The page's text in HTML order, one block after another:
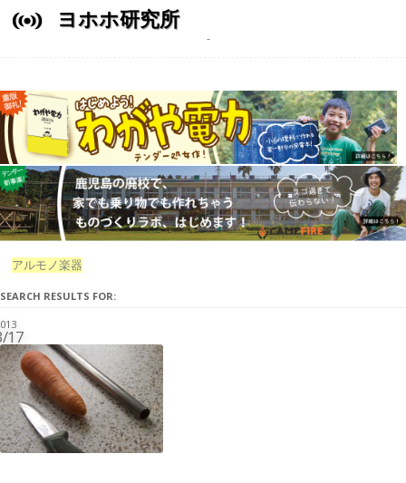
ヨホホ研究所
アルモノ楽器
SEARCH RESULTS FOR:
17